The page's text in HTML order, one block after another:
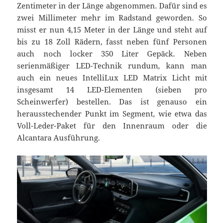
Zentimeter in der Länge abgenommen. Dafür sind es
zwei Millimeter mehr im Radstand geworden. So
misst er nun 4,15 Meter in der Länge und steht auf
bis zu 18 Zoll Rädern, fasst neben fünf Personen
auch noch locker 350 Liter Gepäck. Neben
serienmäßiger LED-Technik rundum, kann man
auch ein neues IntelliLux LED Matrix Licht mit
insgesamt 14 LED-Elementen (sieben pro
Scheinwerfer) bestellen. Das ist genauso ein
herausstechender Punkt im Segment, wie etwa das
Voll-Leder-Paket für den Innenraum oder die
Alcantara Ausführung.